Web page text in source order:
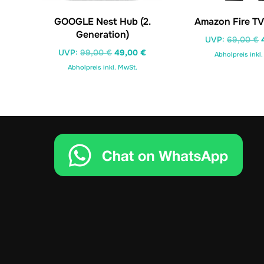
GOOGLE Nest Hub (2.
Generation)
UVP: 99,00€ Ursprünglicher
Preis
49,00€Aktueller
Abholpreis inkl. MwSt.
Amazon Fire
UVP: 69,00€
Abholpreis inkl.